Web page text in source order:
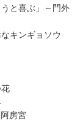
と喜ぶ」～門外
キンギョソウ
房宮